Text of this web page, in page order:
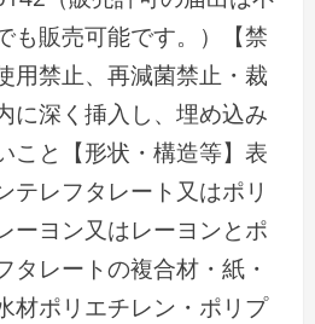
も販売可能です。）【禁
用禁止、再減菌禁止・裁
に深く挿入し、埋め込み
こと【形状・構造等】表
テレフタレート又はポリ
ーヨン又はレーヨンとポ
タレートの複合材・紙・
材ポリエチレン・ポリプ